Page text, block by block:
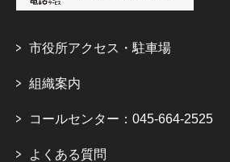
市役所アクセス・駐車場
組織案内
コールセンター：045-664-2525
よくある質問